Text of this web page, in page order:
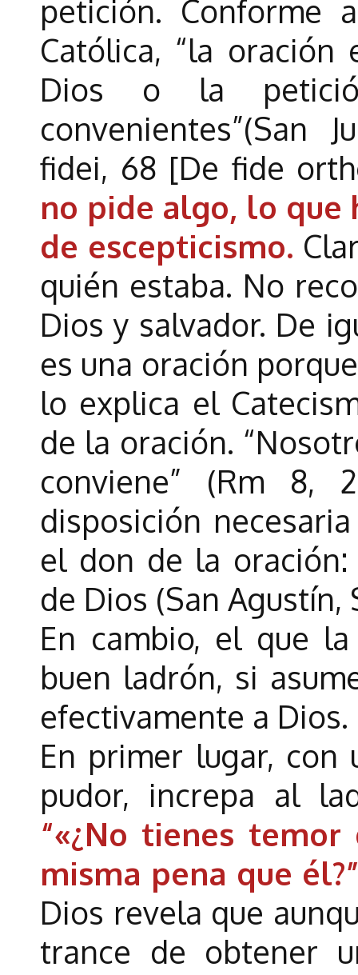
petición. Conforme
Católica, “la
Dios o la
convenientes”(San
fidei, 68 [De fide
no pide algo, lo que
de escepticismo.
quién estaba. No
Dios y salvador. De
es una oración
lo explica el
de la oración.
conviene” (Rm 8,
disposición
el don de la
de Dios (San Agustín,
En cambio, el que
buen ladrón, si
efectivamente a Dios.
En primer lugar, con
pudor, increpa al
“«¿No tienes
misma pena que
Dios revela que
trance de obtener